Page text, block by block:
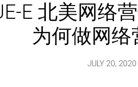
E 北美网络
为何做网络
JULY 20, 2020